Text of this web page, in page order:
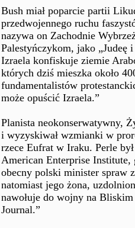
Bush miał poparcie partii
przedwojennego ruchu
nazywa on Zachodnie
Palestyńczykom, jako „Judeę
Izraela konfiskuje ziemie
których dziś mieszka około
fundamentalistów
może opuścić Izraela.”
Planista neokonserwatywny,
i wyzyskiwał wzmianki w
rzece Eufrat w Iraku. Perle
American Enterprise Institute,
obecny polski minister spraw
natomiast jego żona,
nawołuje do wojny na
Journal.”